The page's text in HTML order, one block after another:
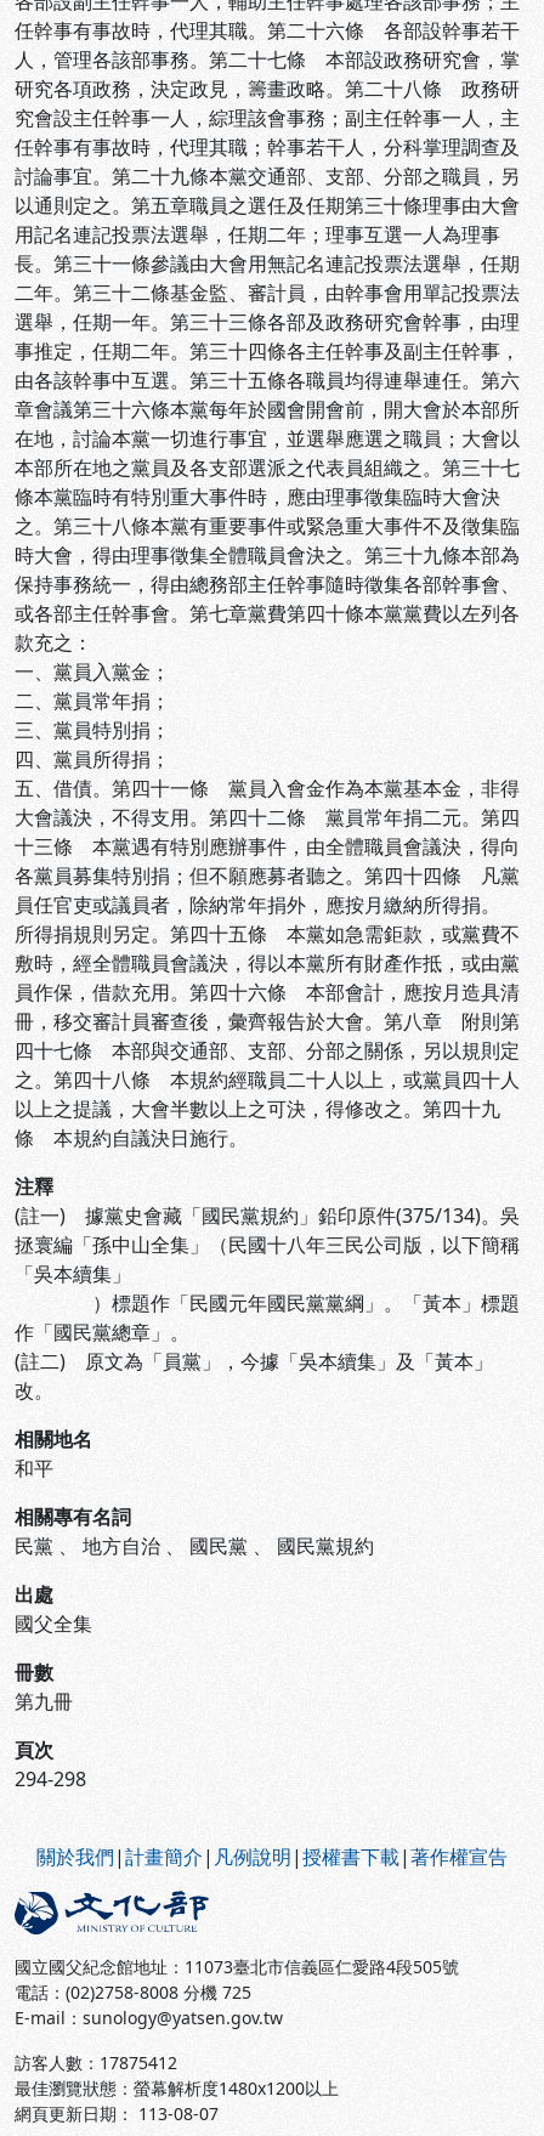
任幹事有事故時，代理其職。第二十六條 各部設幹事若干
人，管理各該部事務。第二十七條 本部設政務研究會，掌
研究各項政務，決定政見，籌畫政略。第二十八條 政務研
究會設主任幹事一人，綜理該會事務；副主任幹事一人，主
任幹事有事故時，代理其職；幹事若干人，分科掌理調查及
討論事宜。第二十九條本黨交通部、支部、分部之職員，另
以通則定之。第五章職員之選任及任期第三十條理事由大會
用記名連記投票法選舉，任期二年；理事互選一人為理事
長。第三十一條參議由大會用無記名連記投票法選舉，任期
二年。第三十二條基金監、審計員，由幹事會用單記投票法
選舉，任期一年。第三十三條各部及政務研究會幹事，由理
事推定，任期二年。第三十四條各主任幹事及副主任幹事，
由各該幹事中互選。第三十五條各職員均得連舉連任。第六
章會議第三十六條本黨每年於國會開會前，開大會於本部所
在地，討論本黨一切進行事宜，並選舉應選之職員；大會以
本部所在地之黨員及各支部選派之代表員組織之。第三十七
條本黨臨時有特別重大事件時，應由理事徵集臨時大會決
之。第三十八條本黨有重要事件或緊急重大事件不及徵集臨
時大會，得由理事徵集全體職員會決之。第三十九條本部為
保持事務統一，得由總務部主任幹事隨時徵集各部幹事會、
或各部主任幹事會。第七章黨費第四十條本黨黨費以左列各
款充之：
一、黨員入黨金；
二、黨員常年捐；
三、黨員特別捐；
四、黨員所得捐；
五、借債。第四十一條 黨員入會金作為本黨基本金，非得
大會議決，不得支用。第四十二條 黨員常年捐二元。第四
十三條 本黨遇有特別應辦事件，由全體職員會議決，得向
各黨員募集特別捐；但不願應募者聽之。第四十四條 凡黨
員任官吏或議員者，除納常年捐外，應按月繳納所得捐。
所得捐規則另定。第四十五條 本黨如急需鉅款，或黨費不
敷時，經全體職員會議決，得以本黨所有財產作抵，或由黨
員作保，借款充用。第四十六條 本部會計，應按月造具清
冊，移交審計員審查後，彙齊報告於大會。第八章 附則第
四十七條 本部與交通部、支部、分部之關係，另以規則定
之。第四十八條 本規約經職員二十人以上，或黨員四十人
以上之提議，大會半數以上之可決，得修改之。第四十九
條 本規約自議決日施行。
注釋
(註一) 據黨史會藏「國民黨規約」鉛印原件(375/134)。吳
拯寰編「孫中山全集」（民國十八年三民公司版，以下簡稱
「吳本續集」
）標題作「民國元年國民黨黨綱」。「黃本」標題
作「國民黨總章」。
(註二) 原文為「員黨」，今據「吳本續集」及「黃本」
改。
相關地名
和平
相關專有名詞
民黨 、 地方自治 、 國民黨 、 國民黨規約
出處
國父全集
冊數
第九冊
頁次
294-298
關於我們|計畫簡介| 凡例說明|授權書下載|著作權宣告
國立國父紀念館地址：11073臺北市信義區仁愛路4段505號
電話：(02)2758-8008 分機 725
E-mail：sunology@yatsen.gov.tw
訪客人數： 17875412
最佳瀏覽狀態：螢幕解析度1480x1200以上
網頁更新日期： 113-08-07